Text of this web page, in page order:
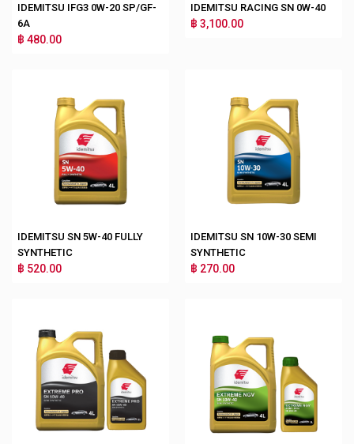
IDEMITSU IFG3 0W-20 SP/GF-
6A
฿ 480.00
IDEMITSU RACING SN 0W-40
฿ 3,100.00
IDEMITSU SN 5W-40 FULLY
SYNTHETIC
฿ 520.00
IDEMITSU SN 10W-30 SEMI
SYNTHETIC
฿ 270.00